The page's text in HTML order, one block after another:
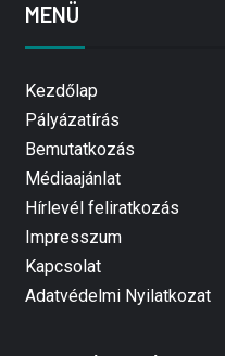
MENÜ
Kezdőlap
Pályázatírás
Bemutatkozás
Médiaajánlat
Hírlevél feliratkozás
Impresszum
Kapcsolat
Adatvédelmi Nyilatkozat